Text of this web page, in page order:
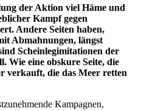
der Aktion viel Häme und
Kampf gegen
Andere Seiten haben,
Abmahnungen, längst
Scheinlegimitationen der
Wie eine obskure Seite, die
verkauft, die das Meer retten
Kampagnen,